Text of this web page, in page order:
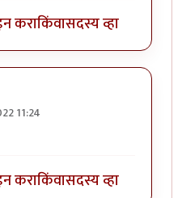
कराकिंवासदस्य व्हा
11:24
कराकिंवासदस्य व्हा